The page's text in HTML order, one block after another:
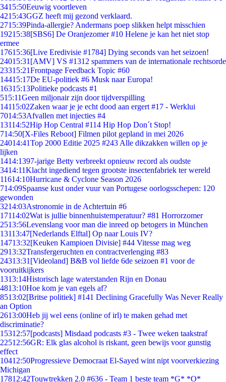
3415:50Eeuwig voortleven
4215:43GGZ heeft mij gezond verklaard.
2715:39Pinda-allergie? Andermans poep slikken helpt misschien
19215:38[SBS6] De Oranjezomer #10 Helene je kan het niet stop
ermee
17615:36[Live Eredivisie #1784] Dying seconds van het seizoen!
24015:31 [AMV] VS #1312 spammers van de internationale rechtsorde
23315:21Frontpage Feedback Topic #60
14415:17De EU-politiek #6 Musk naar Europa!
16315:13Politieke podcasts #1
515:11Geen miljonair zijn door tijdverspilling
14115:02Zaken waar je je echt dood aan ergert #17 - Werklui
7014:53Afvallen met injecties #4
13114:52Hip Hop Central #114 Hip Hop Don´t Stop!
714:50[X-Files Reboot] Filmen pilot gepland in mei 2026
24014:41Top 2000 Editie 2025 #243 Alle dikzakken willen op je
lijken
1414:1397-jarige Betty verbreekt opnieuw record als oudste
3414:11Klacht ingediend tegen grootste insectenfabriek ter wereld
11614:10Hurricane & Cyclone Season 2026
714:09Spaanse kust onder vuur van Portugese oorlogsschepen: 120
gewonden
3214:03Astronomie in de Achtertuin #6
17114:02Wat is jullie binnenhuistemperatuur? #81 Horrorzomer
2513:56Levenslang voor man die inreed op betogers in München
13113:47[Nederlands Elftal] Op naar Louis IV?
14713:32[Keuken Kampioen Divisie] #44 Vitesse mag weg
2913:32Transfergeruchten en contractverlenging #83
24313:31 [Videoland] B&B vol liefde 6de seizoen #1 voor de
vooruitkijkers
1313:14Historisch lage waterstanden Rijn en Donau
4813:10Hoe kom je van egels af?
8513:02[Britse politiek] #141 Declining Gracefully Was Never Really
an Option
2613:00Heb jij wel eens (online of irl) te maken gehad met
discriminatie?
15312:57[podcasts] Misdaad podcasts #3 - Twee weken taakstraf
22512:56GR: Elk glas alcohol is riskant, geen bewijs voor gunstig
effect
10412:50Progressieve Democraat El-Sayed wint nipt voorverkiezing
Michigan
17812:42Touwtrekken 2.0 #636 - Team 1 beste team *G* *O*